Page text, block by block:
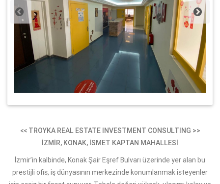
<< TROYKA REAL ESTATE INVESTMENT CONSULTING >>
İZMİR, KONAK, İSMET KAPTAN MAHALLESİ
İzmir’in kalbinde, Konak Şair Eşref Bulvarı üzerinde yer alan bu
prestijli ofis, iş dünyasının merkezinde konumlanmak isteyenler